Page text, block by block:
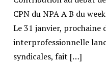
CPN du NPA A B du
Le 31 janvier, prochaine
interprofessionnelle
syndicales, fait […]